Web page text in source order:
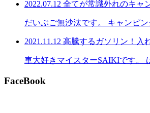
2022.07.12 全てが常識外れのキャ
だいぶご無沙汰です。 キャンピ
2021.11.12 高騰するガソリン！入
車大好きマイスターSAIKIです。
FaceBook